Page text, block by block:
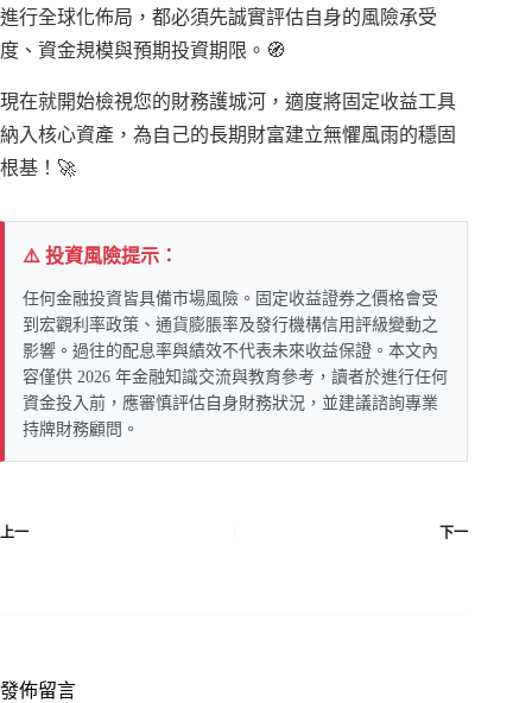
進行全球化佈局，都必須先誠實評估自身的風險承受
度、資金規模與預期投資期限。🧭
現在就開始檢視您的財務護城河，適度將固定收益工具
納入核心資產，為自己的長期財富建立無懼風雨的穩固
根基！🚀
⚠️ 投資風險提示：
任何金融投資皆具備市場風險。固定收益證券之價格會受
到宏觀利率政策、通貨膨脹率及發行機構信用評級變動之
影響。過往的配息率與績效不代表未來收益保證。本文內
容僅供 2026 年金融知識交流與教育參考，讀者於進行任何
資金投入前，應審慎評估自身財務狀況，並建議諮詢專業
持牌財務顧問。
上一 下一
發佈留言